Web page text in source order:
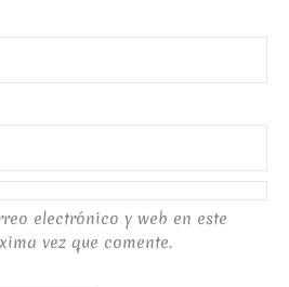
electrónico y web en este
vez que comente.